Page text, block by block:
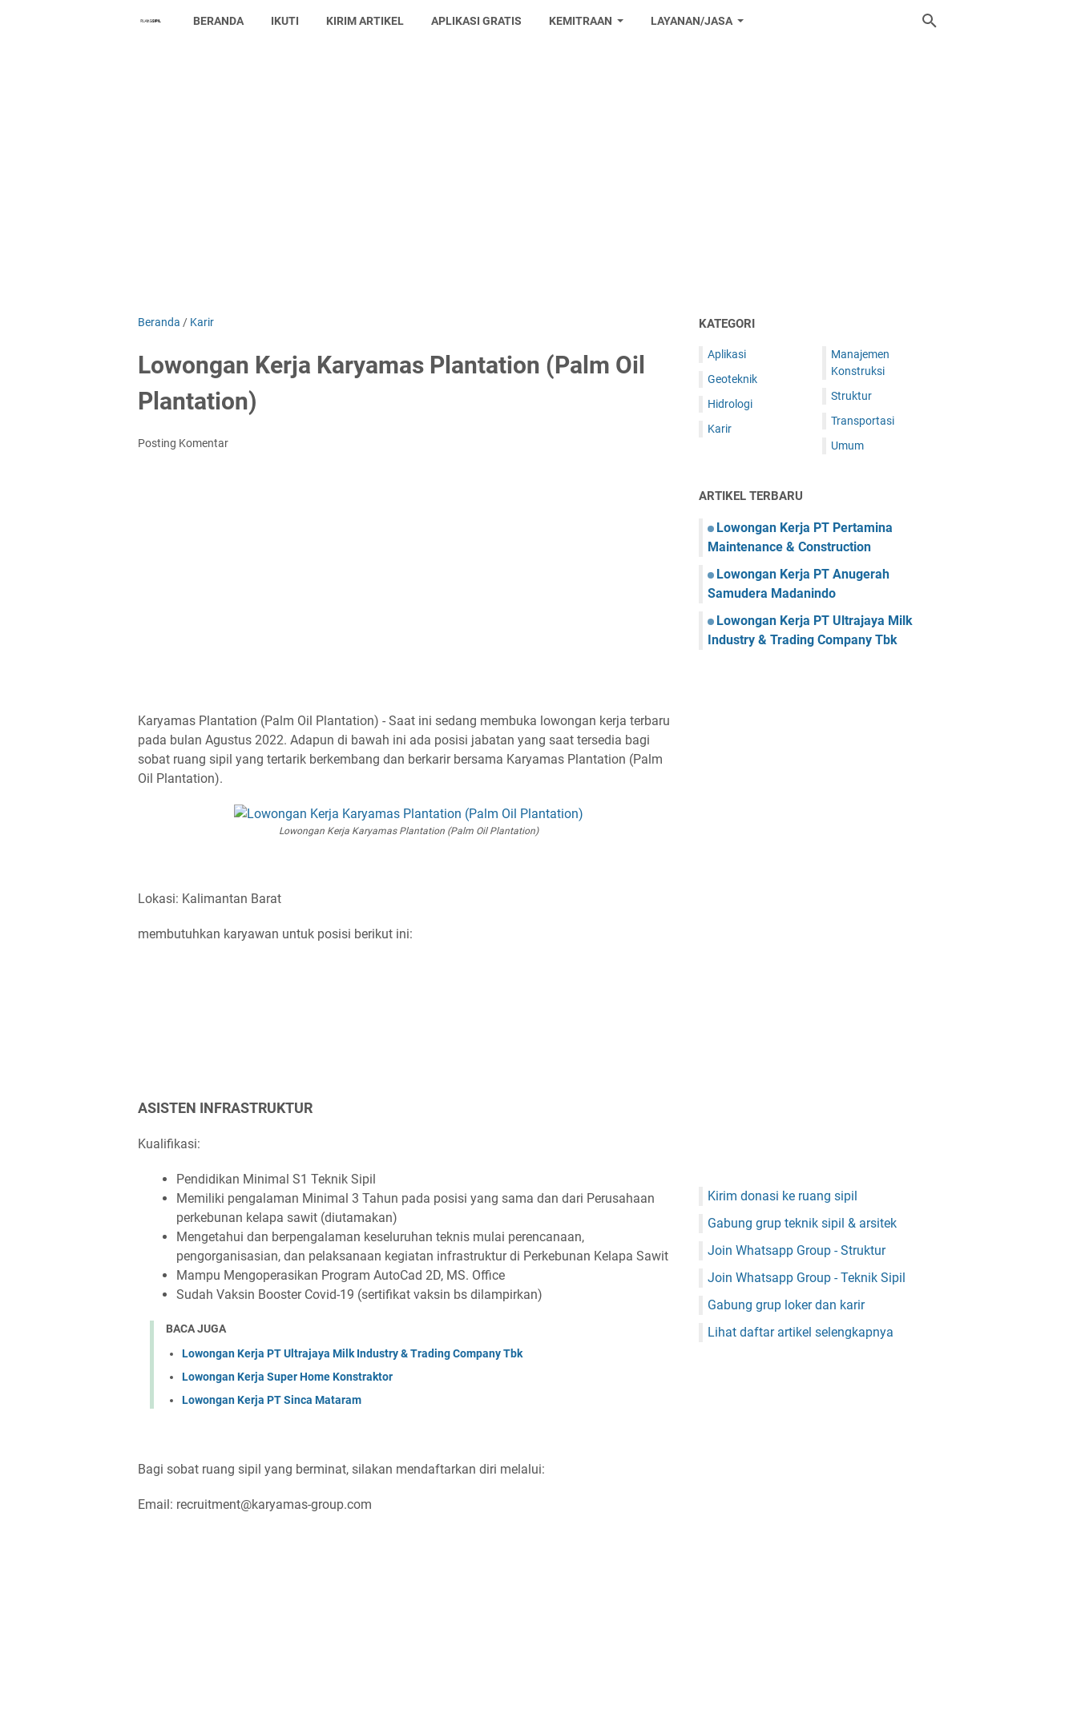
BERANDA IKUTI KIRIM ARTIKEL APLIKASI GRATIS KEMITRAAN LAYANAN/JASA
Beranda / Karir
Lowongan Kerja Karyamas Plantation (Palm Oil
Plantation)
Posting Komentar
Karyamas Plantation (Palm Oil Plantation) - Saat ini sedang membuka lowongan kerja terbaru
pada bulan Agustus 2022. Adapun di bawah ini ada posisi jabatan yang saat tersedia bagi
sobat ruang sipil yang tertarik berkembang dan berkarir bersama Karyamas Plantation (Palm
Oil Plantation).
Lowongan Kerja Karyamas Plantation (Palm Oil Plantation)
Lokasi: Kalimantan Barat
membutuhkan karyawan untuk posisi berikut ini:
ASISTEN INFRASTRUKTUR
Kualifikasi:
Pendidikan Minimal S1 Teknik Sipil
Memiliki pengalaman Minimal 3 Tahun pada posisi yang sama dan dari Perusahaan
perkebunan kelapa sawit (diutamakan)
Mengetahui dan berpengalaman keseluruhan teknis mulai perencanaan,
pengorganisasian, dan pelaksanaan kegiatan infrastruktur di Perkebunan Kelapa Sawit
Mampu Mengoperasikan Program AutoCad 2D, MS. Office
Sudah Vaksin Booster Covid-19 (sertifikat vaksin bs dilampirkan)
BACA JUGA
Lowongan Kerja PT Ultrajaya Milk Industry & Trading Company Tbk
Lowongan Kerja Super Home Konstraktor
Lowongan Kerja PT Sinca Mataram
Bagi sobat ruang sipil yang berminat, silakan mendaftarkan diri melalui:
Email: recruitment@karyamas-group.com
KATEGORI
Aplikasi
Geoteknik
Hidrologi
Karir
Manajemen
Konstruksi
Struktur
Transportasi
Umum
ARTIKEL TERBARU
Lowongan Kerja PT Pertamina
Maintenance & Construction
Lowongan Kerja PT Anugerah
Samudera Madanindo
Lowongan Kerja PT Ultrajaya Milk
Industry & Trading Company Tbk
Kirim donasi ke ruang sipil
Gabung grup teknik sipil & arsitek
Join Whatsapp Group - Struktur
Join Whatsapp Group - Teknik Sipil
Gabung grup loker dan karir
Lihat daftar artikel selengkapnya